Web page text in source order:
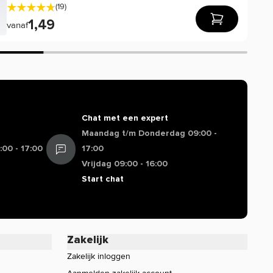
(19)
vanaf1,49
- 17:00
Chat met een expert
Maandag t/m Donderdag 09:00 -
17:00
Vrijdag 09:00 - 16:00
Start chat
Zakelijk
Zakelijk inloggen